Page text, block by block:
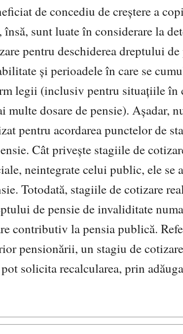
de concediu de creștere a
însă, sunt luate în considerare la
pentru deschiderea dreptului
și perioadele în care se
legii (inclusiv pentru situațiile în
multe dosare de pensie). Așadar,
pentru acordarea punctelor de
Cât privește stagiile de
neintegrate celui public, ele se
Totodată, stagiile de cotizare
de pensie de invaliditate
contributiv la pensia publică.
pensionării, un stagiu de
solicita recalcularea, prin